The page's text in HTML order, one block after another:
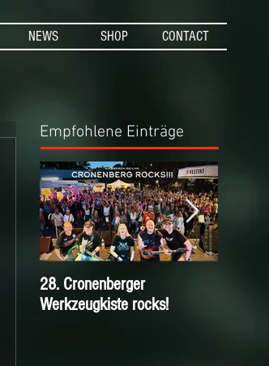
NEWS SHOP CONTACT
Empfohlene Einträge
28. Cronenberger
Werkzeugkiste rocks!